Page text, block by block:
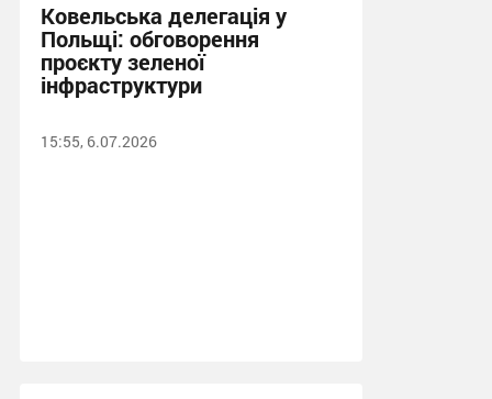
Ковельська делегація у
Польщі: обговорення
проєкту зеленої
інфраструктури
15:55, 6.07.2026